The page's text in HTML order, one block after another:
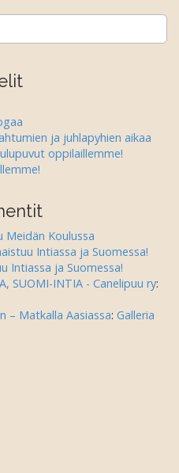
ja juhlapyhien aikaa
oppilaillemme!
Meidän Koulussa
Intiassa ja Suomessa!
Intiassa ja Suomessa!
SUOMI-INTIA - Canelipuu ry:
– Matkalla Aasiassa: Galleria